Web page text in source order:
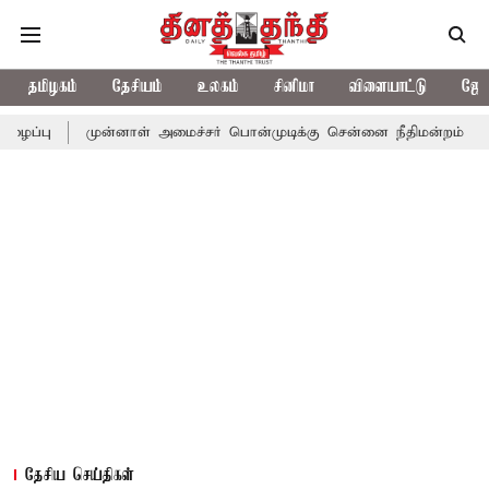
தமிழகம் தேசியம் உலகம் சினிமா விளையாட்டு
அமைச்சர் பொன்முடிக்கு சென்னை நீதிமன்றம் பிடிவாராண்ட்
தேசிய செய்திகள்